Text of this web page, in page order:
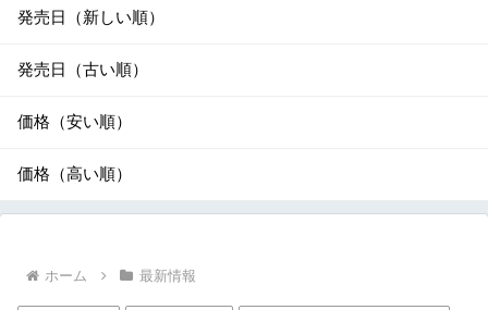
発売日（新しい順）
発売日（古い順）
価格（安い順）
価格（高い順）
ホーム 最新情報